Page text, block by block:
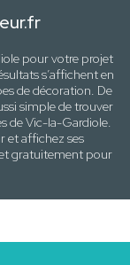
pour votre projet
s’affichent en
de décoration. De
simple de trouver
deVic-la-Gardiole.
et affichez ses
gratuitement pour